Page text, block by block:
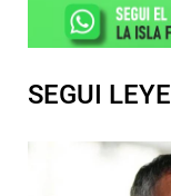
SEGUI